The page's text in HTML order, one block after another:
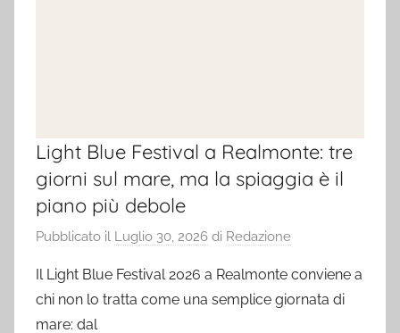
Light Blue Festival a Realmonte: tre
giorni sul mare, ma la spiaggia è il
piano più debole
Pubblicato il Luglio 30, 2026 di Redazione
Il Light Blue Festival 2026 a Realmonte conviene a
chi non lo tratta come una semplice giornata di
mare: dal